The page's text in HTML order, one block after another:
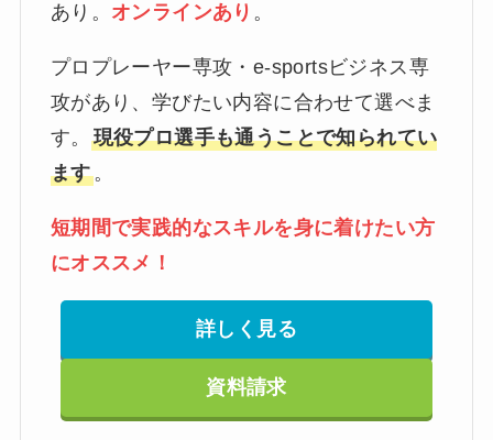
あり。 オンラインあり 。
プロプレーヤー専攻・e-sportsビジネス専
攻があり、学びたい内容に合わせて選べま
す。 現役プロ選手も通うことで知られてい
ます。
短期間で実践的なスキルを身に着けたい方
にオススメ！
詳しく見る
資料請求